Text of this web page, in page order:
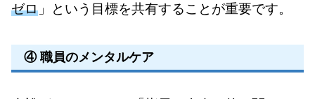
ゼロ 」という目標を共有することが重要です。
④ 職員のメンタルケア